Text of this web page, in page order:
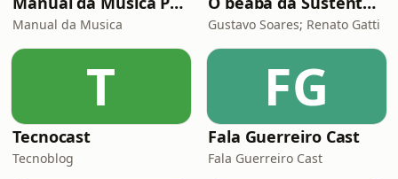
Manual da Musica Gustavo Soares; Renato Gatti
T
Tecnocast
Tecnoblog
FG
Fala Guerreiro Cast
Fala Guerreiro Cast